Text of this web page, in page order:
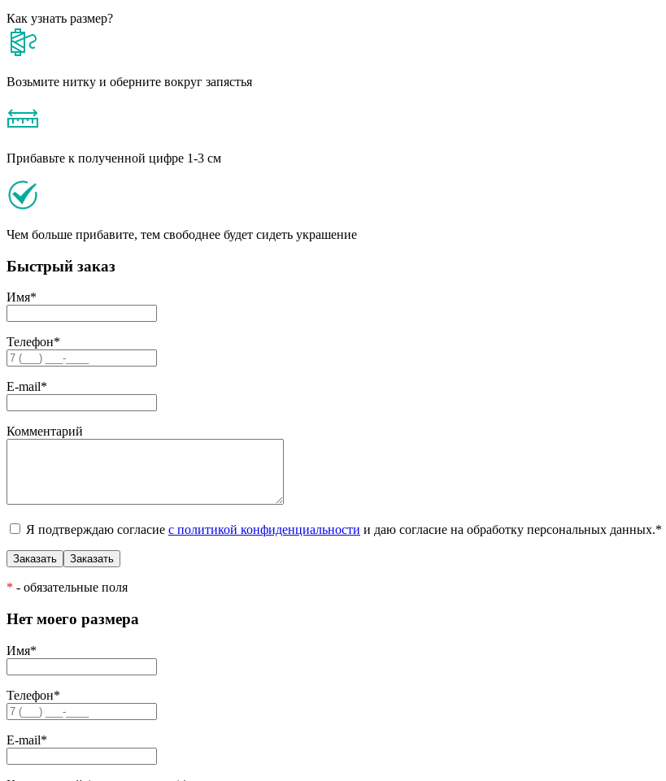
Как узнать размер?
Возьмите нитку и оберните вокруг запястья
Прибавьте к полученной цифре 1-3 см
Чем больше прибавите, тем свободнее будет сидеть украшение
Быстрый заказ
Имя*
Телефон*
E-mail*
Комментарий
Я подтверждаю согласие с политикой конфиденциальности и даю согласие на обработку персональных данных.*
* - обязательные поля
Нет моего размера
Имя*
Телефон*
E-mail*